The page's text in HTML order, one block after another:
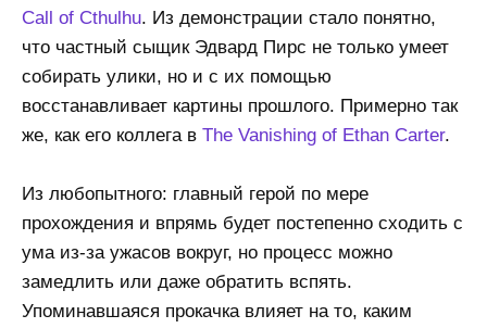
Call of Cthulhu. Из демонстрации стало понятно,
что частный сыщик Эдвард Пирс не только умеет
собирать улики, но и с их помощью
восстанавливает картины прошлого. Примерно так
же, как его коллега в The Vanishing of Ethan Carter.
Из любопытного: главный герой по мере
прохождения и впрямь будет постепенно сходить с
ума из-за ужасов вокруг, но процесс можно
замедлить или даже обратить вспять.
Упоминавшаяся прокачка влияет на то, каким